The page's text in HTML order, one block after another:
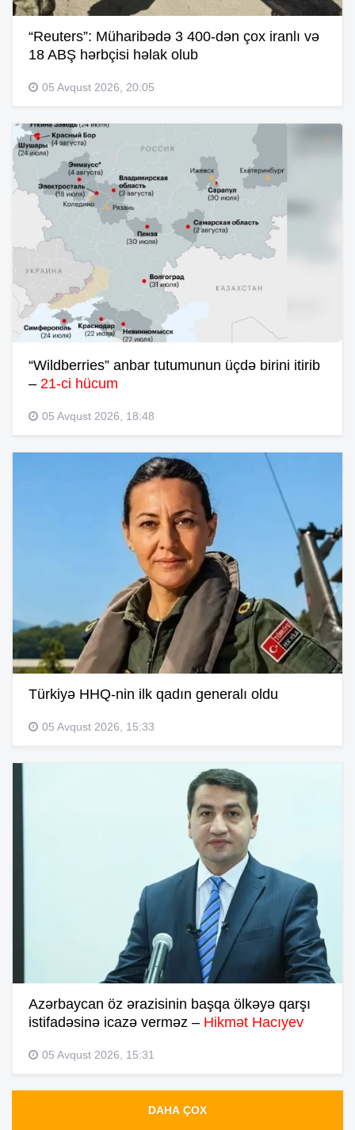
“Reuters”: Müharibədə 3 400-dən çox iranlı və
18 ABŞ hərbçisi həlak olub
05 Avqust 2026, 20:05
“Wildberries” anbar tutumunun üçdə birini itirib
– 21-ci hücum
05 Avqust 2026, 18:48
Türkiyə HHQ-nin ilk qadın generalı oldu
05 Avqust 2026, 15:33
Azərbaycan öz ərazisinin başqa ölkəyə qarşı
istifadəsinə icazə verməz – Hikmət Hacıyev
05 Avqust 2026, 15:31
DAHA ÇOX